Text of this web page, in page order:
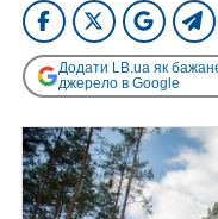
Додати LB.ua як
джерело в Google